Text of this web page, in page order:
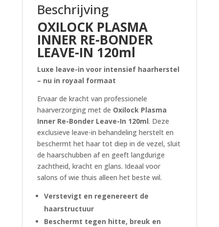
Beschrijving
OXILOCK PLASMA
INNER RE-BONDER
LEAVE-IN 120ml
Luxe leave-in voor intensief haarherstel
– nu in royaal formaat
Ervaar de kracht van professionele
haarverzorging met de Oxilock Plasma
Inner Re-Bonder Leave-In 120ml. Deze
exclusieve leave-in behandeling herstelt en
beschermt het haar tot diep in de vezel, sluit
de haarschubben af en geeft langdurige
zachtheid, kracht en glans. Ideaal voor
salons of wie thuis alleen het beste wil.
Verstevigt en regenereert de
haarstructuur
Beschermt tegen hitte, breuk en